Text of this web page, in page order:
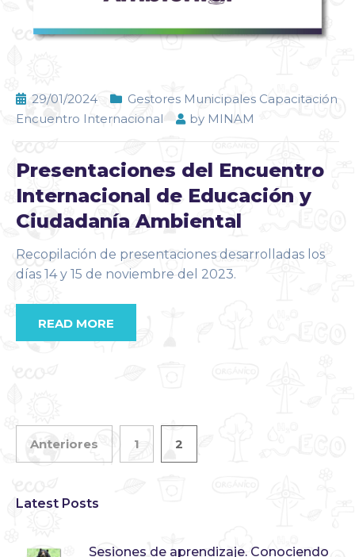
29/01/2024
Gestores Municipales Capacitación
Encuentro Internacional
by MINAM
Presentaciones del Encuentro
Internacional de Educación y
Ciudadanía Ambiental
Recopilación de presentaciones desarrolladas los
días 14 y 15 de noviembre del 2023.
READ MORE
Anteriores 1 2
Latest Posts
Sesiones de aprendizaje. Conociendo